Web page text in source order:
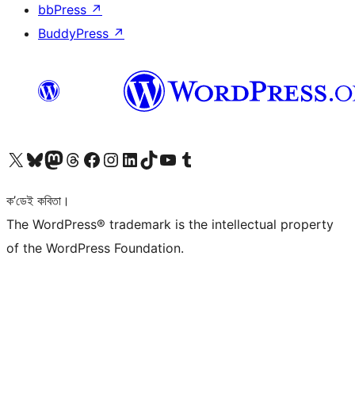
bbPress ↗
BuddyPress ↗
আমাৰ X (আগৰ Twitter) একাউণ্টলৈ যাওকআমাৰ Bluesky একাউণ্টলৈ যাওকআমাৰ Mastodon একাউণ্টলৈ যাওকআমাৰ Threads একাউণ্টলৈ যাওকআমাৰ Facebook পৃষ্ঠালৈ যাওকআমাৰ Instagram একাউণ্টলৈ যাওকআমাৰ LinkedIn একাউণ্টলৈ যাওকআমাৰ TikTok একাউণ্টলৈ যাওকআমাৰ YouTube চেনেললৈ যাওকআমাৰ Tumblr একাউণ্টলৈ যাওক
ক’ডেই কবিতা।
The WordPress® trademark is the intellectual property
of the WordPress Foundation.